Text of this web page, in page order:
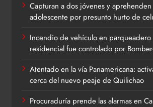
Capturan a dos jóvenes y aprehenden
adolescente por presunto hurto de
Incendio de vehículo en
residencial fue controlado por
Atentado en la vía Panamericana:
cerca del nuevo peaje de Quilichao
Procuraduría prende las alarmas en